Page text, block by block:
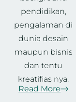
pendidikan,
pengalaman di
dunia desain
maupun bisnis
dan tentu
kreatifias nya.
Read More